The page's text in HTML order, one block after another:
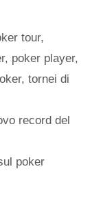
tour,
, poker player,
, tornei di
record del
poker